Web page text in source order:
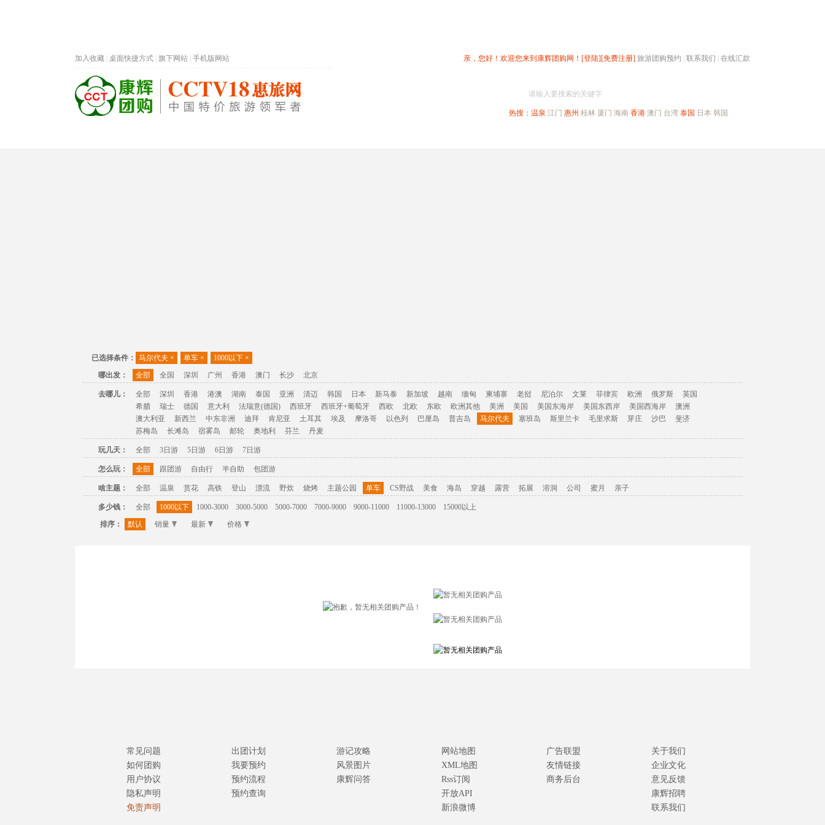
亲，您好！欢迎您来到康辉团购网！ [登陆][免费注册] 旅游团购预约 联系我们 在线汇款
加入收藏 桌面快捷方式 旗下网站 手机版网站
请输入要搜索的关键字
热搜： 温泉 江门 惠州 桂林 厦门 海南 香港 澳门 台湾 泰国 日本 韩国
已选择条件： 马尔代夫 × 单车 × 1000以下 ×
哪出发：
全部 全国 深圳 广州 香港 澳门 长沙 北京
去哪儿： 全部 深圳 香港 港澳 湖南 泰国 亚洲 清迈 韩国 日本 新马泰 新加坡 越南 缅甸 柬埔寨 老挝 尼泊尔 文莱 菲律宾 欧洲 俄罗斯
英国
希腊
瑞士 德国 意大利 法瑞意(德国) 西班牙 西班牙+葡萄牙 西欧 北欧 东欧 欧洲其他 美洲 美国 美国东海岸 美国东西岸 美国西海岸
澳洲
澳大利亚
新西兰 中东非洲 迪拜 肯尼亚 土耳其 埃及 摩洛哥 以色列 巴厘岛 普吉岛 马尔代夫 塞班岛 斯里兰卡 毛里求斯 芽庄 沙巴
斐济
苏梅岛
长滩岛 宿雾岛 邮轮 奥地利 芬兰 丹麦
玩几天： 全部 3日游 5日游 6日游 7日游
怎么玩： 全部 跟团游 自由行 半自助 包团游
啥主题： 全部 温泉 赏花 高铁 登山 漂流 野炊 烧烤 主题公园 单车 CS野战 美食 海岛 穿越 露营 拓展 溶洞 公司 蜜月 亲子
多少钱： 全部 1000以下 1000-3000 3000-5000 5000-7000 7000-9000 9000-11000 11000-13000
15000以上
排序：
默认 销量 最新 价格
常见问题
如何团购
用户协议
隐私声明
免责声明
出团计划
我要预约
预约流程
预约查询
游记攻略
风景图片
康辉问答
网站地图
XML地图
Rss订阅
开放API
新浪微博
广告联盟
友情链接
商务后台
关于我们
企业文化
意见反馈
康辉招聘
联系我们